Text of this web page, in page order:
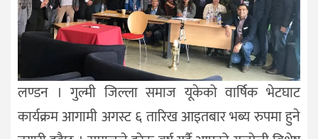
लण्डन । गुल्मी जिल्ला समाज यूकेको वार्षिक भेटघाट
कार्यक्रम आगामी अगस्ट ६ तारिख आइतबार भब्य रुपमा हुने